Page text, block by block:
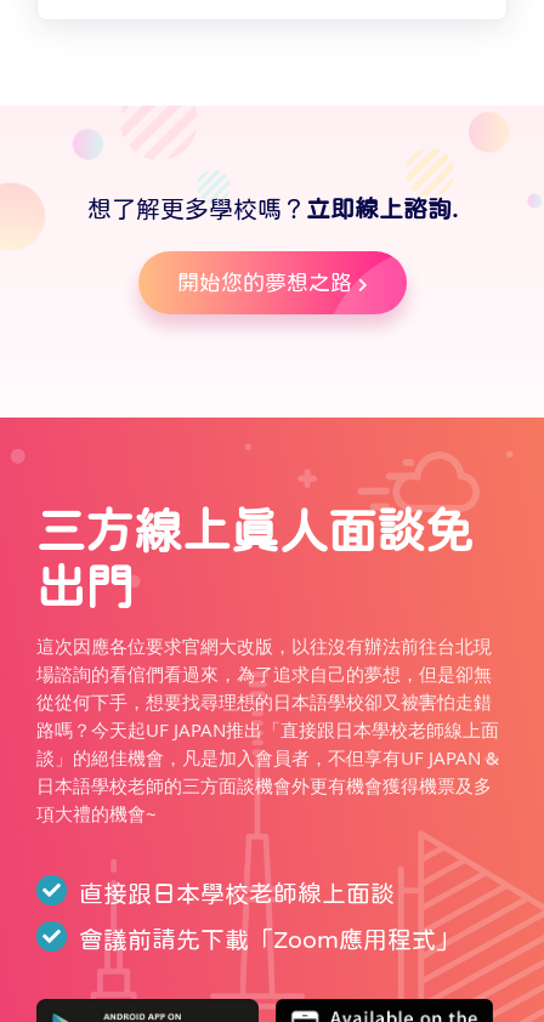
想了解更多學校嗎？ 立即線上諮詢.
開始您的夢想之路
三方線上真人面談免
出門
這次因應各位要求官網大改版，以往沒有辦法前往台北現
場諮詢的看倌們看過來，為了追求自己的夢想，但是卻無
從從何下手，想要找尋理想的日本語學校卻又被害怕走錯
路嗎？今天起UF JAPAN推出「直接跟日本學校老師線上面
談」的絕佳機會，凡是加入會員者，不但享有UF JAPAN &
日本語學校老師的三方面談機會外更有機會獲得機票及多
項大禮的機會~
直接跟日本學校老師線上面談
會議前請先下載「 Zoom應用程式」